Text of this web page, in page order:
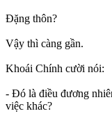
Đặng thôn?
Vậy thì càng gần.
Khoái Chính cười nói:
- Đó là điều đương
việc khác?